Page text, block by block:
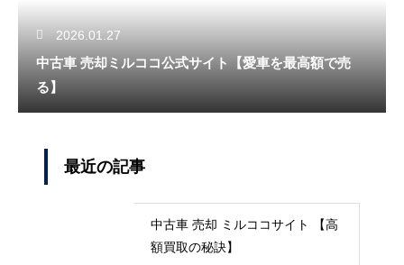
2026.01.27
中古車 売却ミルココ公式サイト【愛車を最高額で売
る】
最近の記事
中古車 売却 ミルココサイト 【高
額買取の秘訣】